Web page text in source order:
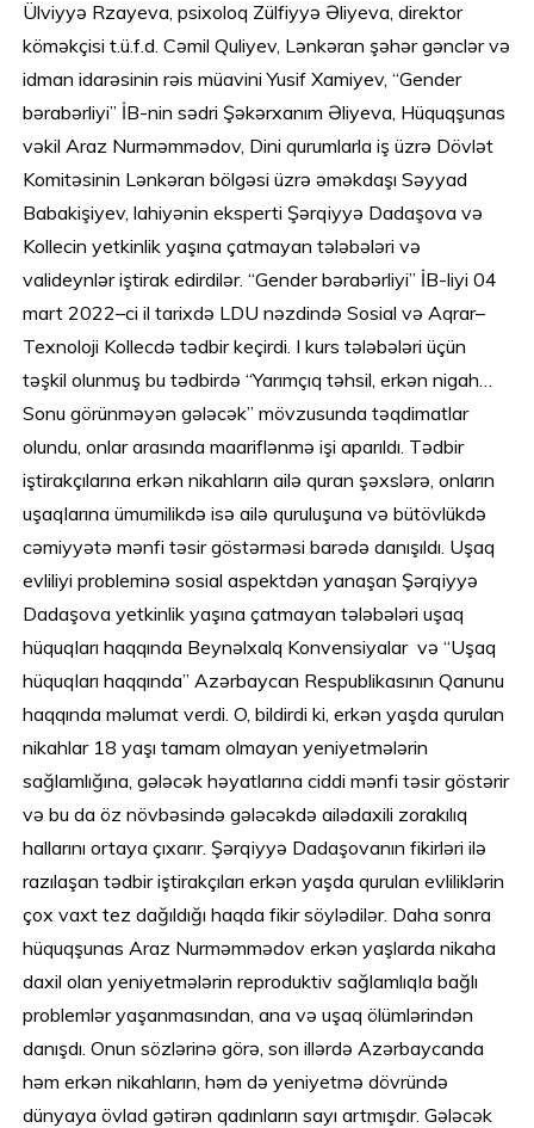
Ülviyyə Rzayeva, psixoloq Zülfiyyə Əliyeva, direktor
köməkçisi t.ü.f.d. Cəmil Quliyev, Lənkəran şəhər gənclər və
idman idarəsinin rəis müavini Yusif Xamiyev, “Gender
bərabərliyi” İB-nin sədri Şəkərxanım Əliyeva, Hüquqşunas
vəkil Araz Nurməmmədov, Dini qurumlarla iş üzrə Dövlət
Komitəsinin Lənkəran bölgəsi üzrə əməkdaşı Səyyad
Babakişiyev, lahiyənin eksperti Şərqiyyə Dadaşova və
Kollecin yetkinlik yaşına çatmayan tələbələri və
valideynlər iştirak edirdilər. “Gender bərabərliyi” İB-liyi 04
mart 2022–ci il tarixdə LDU nəzdində Sosial və Aqrar–
Texnoloji Kollecdə tədbir keçirdi. I kurs tələbələri üçün
təşkil olunmuş bu tədbirdə “Yarımçıq təhsil, erkən nigah…
Sonu görünməyən gələcək” mövzusunda təqdimatlar
olundu, onlar arasında maariflənmə işi aparıldı. Tədbir
iştirakçılarına erkən nikahların ailə quran şəxslərə, onların
uşaqlarına ümumilikdə isə ailə quruluşuna və bütövlükdə
cəmiyyətə mənfi təsir göstərməsi barədə danışıldı. Uşaq
evliliyi probleminə sosial aspektdən yanaşan Şərqiyyə
Dadaşova yetkinlik yaşına çatmayan tələbələri uşaq
hüquqları haqqında Beynəlxalq Konvensiyalar və “Uşaq
hüquqları haqqında” Azərbaycan Respublikasının Qanunu
haqqında məlumat verdi. O, bildirdi ki, erkən yaşda qurulan
nikahlar 18 yaşı tamam olmayan yeniyetmələrin
sağlamlığına, gələcək həyatlarına ciddi mənfi təsir göstərir
və bu da öz növbəsində gələcəkdə ailədaxili zorakılıq
hallarını ortaya çıxarır. Şərqiyyə Dadaşovanın fikirləri ilə
razılaşan tədbir iştirakçıları erkən yaşda qurulan evliliklərin
çox vaxt tez dağıldığı haqda fikir söylədilər. Daha sonra
hüquqşunas Araz Nurməmmədov erkən yaşlarda nikaha
daxil olan yeniyetmələrin reproduktiv sağlamlıqla bağlı
problemlər yaşanmasından, ana və uşaq ölümlərindən
danışdı. Onun sözlərinə görə, son illərdə Azərbaycanda
həm erkən nikahların, həm də yeniyetmə dövründə
dünyaya övlad gətirən qadınların sayı artmışdır. Gələcək